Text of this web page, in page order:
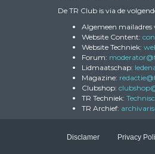
De TR Club is via de
Algemeen mailadres
Website Content:
Website Techniek:
Forum: rotaredom
Lidmaatschap:
Magazine: eitcader
Clubshop: pohsbulc
TR Techniek:
TR Archief: siravihcra
Disclamer Privacy